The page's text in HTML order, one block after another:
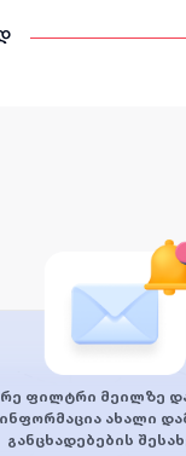
ფილტრი მეილზე
ახალი
განცხადებების